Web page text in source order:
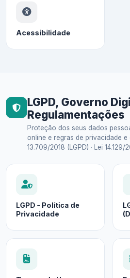
Acessibilidade
LGPD, Governo
Regulamentações
Proteção dos seus dados
online e regras de privacidade e
13.709/2018 (LGPD) · Lei 14.129/
LGPD - Política de
Privacidade